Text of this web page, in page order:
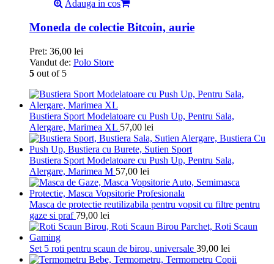
Adauga in cos
Moneda de colectie Bitcoin, aurie
Pret: 36,00 lei
Vandut de: Polo Store
5 out of 5
Bustiera Sport Modelatoare cu Push Up, Pentru Sala,
Alergare, Marimea XL 57,00 lei
Bustiera Sport Modelatoare cu Push Up, Pentru Sala,
Alergare, Marimea M 57,00 lei
Masca de protectie reutilizabila pentru vopsit cu filtre pentru
gaze si praf 79,00 lei
Set 5 roti pentru scaun de birou, universale 39,00 lei